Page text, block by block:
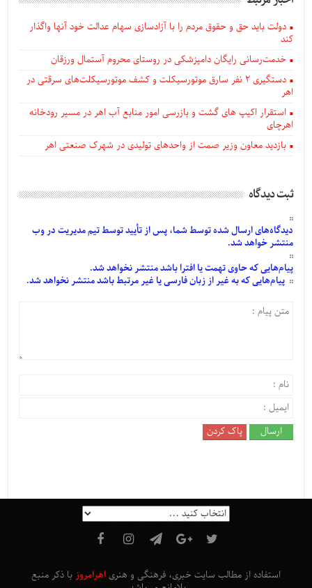
دولت باید حق و حقوق مردم را با آزادسازی سهام عدالت خود آنها واگذار
کند
خدمت‌رسانی رایگان دامپزشکی در روستای محروم آستمال ورزقان
دستگيری ۲ نفر سارق موتورسیکلت و کشف موتورسیکلت‌های سرقتی در
اهر
استقرار اکیپ های گشت و بازرسی امور منابع آب اهر در مسیر رودخانه
اهرچای
بازدید معاون وزیر صمت از واحدهای تولیدی در شهرک صنعتی اهر
ثبت دیدگاه
دیدگاه‌هایارسالشدهتوسط شما، پس ازتأییدتوسط تیم مدیریت در وب
منتشر خواهد شد.
پیام‌هاییکه حاوی تهمت یا افترا باشد منتشر نخواهد شد.
پیام‌هاییکه به غیر از زبان فارسی یا غیر مرتبط باشد منتشر نخواهد شد.
استفاده از مطالب سایت خبری، فرهنگی و هنری اهرامروز با ذکر منبع